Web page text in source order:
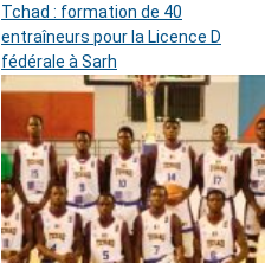
Tchad : formation de 40
entraîneurs pour la Licence D
fédérale à Sarh